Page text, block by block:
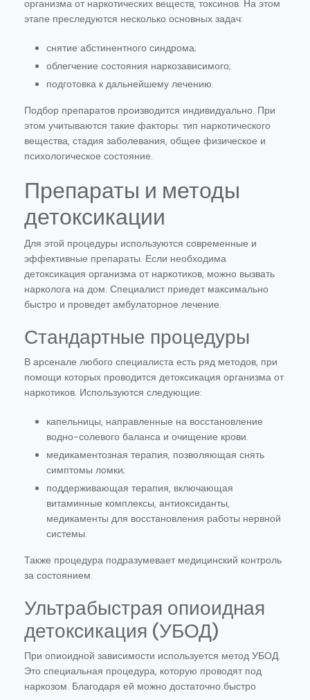
организма от наркотических веществ, токсинов. На этом
этапе преследуются несколько основных задач:
снятие абстинентного синдрома;
облегчение состояния наркозависимого;
подготовка к дальнейшему лечению.
Подбор препаратов производится индивидуально. При
этом учитываются такие факторы: тип наркотического
вещества, стадия заболевания, общее физическое и
психологическое состояние.
Препараты и методы
детоксикации
Для этой процедуры используются современные и
эффективные препараты. Если необходима
детоксикация организма от наркотиков, можно вызвать
нарколога на дом. Специалист приедет максимально
быстро и проведет амбулаторное лечение.
Стандартные процедуры
В арсенале любого специалиста есть ряд методов, при
помощи которых проводится детоксикация организма от
наркотиков. Используются следующие:
капельницы, направленные на восстановление
водно-солевого баланса и очищение крови.
медикаментозная терапия, позволяющая снять
симптомы ломки;
поддерживающая терапия, включающая
витаминные комплексы, антиоксиданты,
медикаменты для восстановления работы нервной
системы.
Также процедура подразумевает медицинский контроль
за состоянием.
Ультрабыстрая опиоидная
детоксикация (УБОД)
При опиоидной зависимости используется метод УБОД.
Это специальная процедура, которую проводят под
наркозом. Благодаря ей можно достаточно быстро